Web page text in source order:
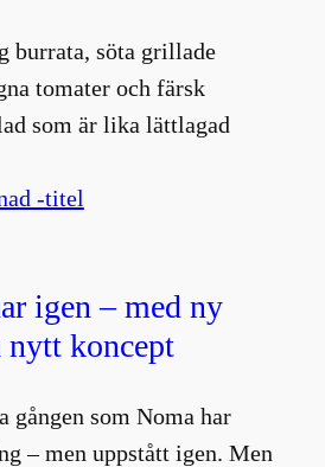
burrata, söta grillade
tomater och färsk
som är lika lättlagad
igen – med ny
koncept
gången som Noma har
– men uppstått igen. Men